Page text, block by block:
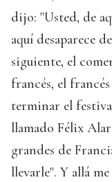
dijo: "Usted, de
aquí desaparece
siguiente, el
francés, el
terminar el
llamado Félix
grandes de
llevarle". Y allá